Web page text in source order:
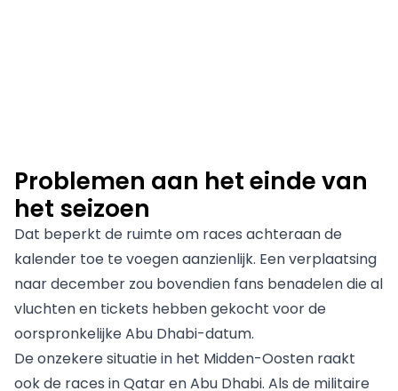
Problemen aan het einde van
het seizoen
Dat beperkt de ruimte om races achteraan de
kalender toe te voegen aanzienlijk. Een verplaatsing
naar december zou bovendien fans benadelen die al
vluchten en tickets hebben gekocht voor de
oorspronkelijke Abu Dhabi-datum.
De onzekere situatie in het Midden-Oosten raakt
ook de races in Qatar en Abu Dhabi. Als de militaire